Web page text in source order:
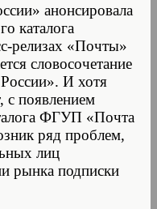
анонсировала
каталога
релизах «Почты»
словосочетание
И хотя
с появлением
ФГУП «Почта
ряд проблем,
лиц
рынка подписки